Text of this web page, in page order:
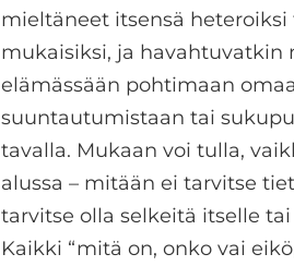
mieltäneet itsensä
mukaisiksi, ja havahtuvatkin
elämässään pohtimaan
suuntautumistaan tai
tavalla. Mukaan voi tulla,
alussa – mitään ei tarvitse
tarvitse olla selkeitä itselle
Kaikki “mitä on, onko vai